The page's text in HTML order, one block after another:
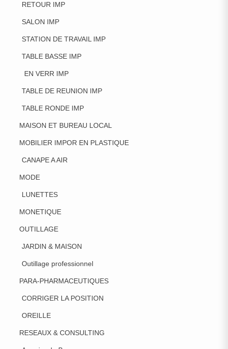
RETOUR IMP
SALON IMP
STATION DE TRAVAIL IMP
TABLE BASSE IMP
EN VERR IMP
TABLE DE REUNION IMP
TABLE RONDE IMP
MAISON ET BUREAU LOCAL
MOBILIER IMPOR EN PLASTIQUE
CANAPE A AIR
MODE
LUNETTES
MONETIQUE
OUTILLAGE
JARDIN & MAISON
Outillage professionnel
PARA-PHARMACEUTIQUES
CORRIGER LA POSITION
OREILLE
RESEAUX & CONSULTING